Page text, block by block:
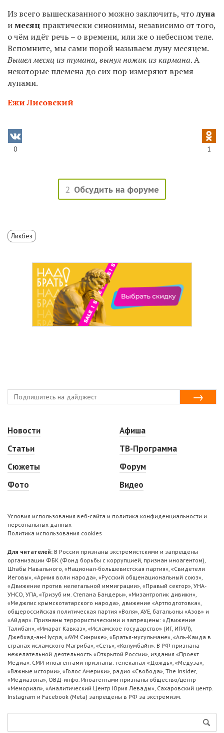
Из всего вышесказанного можно заключить, чтолуна
имесяц практически синонимы, независимо от того,
о чём идёт речь – о времени, или же о небесном теле.
Вспомните, мы сами порой называем луну месяцем.
Вышел месяц из тумана, вынул ножик из кармана. А
некоторые племена до сих пор измеряют время
лунами.
Ежи Лисовский
0 1
2 Обсудить на форуме
Ликбез
Новости
Статьи
Сюжеты
Фото
Афиша
ТВ-Программа
Форум
Видео
Условия использования веб-сайта и политика конфиденциальности и
персональных данных
Политика использования cookies
Для читателей: В России признаны экстремистскими и запрещены
организации ФБК (Фонд борьбы с коррупцией, признан иноагентом),
Штабы Навального, «Национал-большевистская партия», «Свидетели
Иеговы», «Армия воли народа», «Русский общенациональный союз»,
«Движение против нелегальной иммиграции», «Правый сектор», УНА-
УНСО, УПА, «Тризуб им. Степана Бандеры», «Мизантропик дивижн»,
«Меджлис крымскотатарского народа», движение «Артподготовка»,
общероссийская политическая партия «Воля», АУЕ, батальоны «Азов» и
«Айдар». Признаны террористическими и запрещены: «Движение
Талибан», «Имарат Кавказ», «Исламское государство» (ИГ, ИГИЛ),
Джебхад-ан-Нусра, «АУМ Синрике», «Братья-мусульмане», «Аль-Каида в
странах исламского Магриба», «Сеть», «Колумбайн». В РФ признана
нежелательной деятельность «Открытой России», издания «Проект
Медиа». СМИ-иноагентами признаны: телеканал «Дождь», «Медуза»,
«Важные истории», «Голос Америки», радио «Свобода», The Insider,
«Медиазона», ОВД-инфо. Иноагентами признаны общество/центр
«Мемориал», «Аналитический Центр Юрия Левады», Сахаровский центр.
Instagram и Facebook (Metа) запрещены в РФ за экстремизм.